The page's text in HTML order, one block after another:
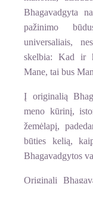
Bhagavadgyta
pažinimo
universaliais,
skelbia: Kad ir
Mane, tai bus
Į originalią
meno kūrinį,
žemėlapį,
būties kelią,
Bhagavadgytos
Originali
dviejų eilučių.